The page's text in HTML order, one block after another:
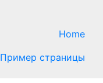
Home
Пример страницы